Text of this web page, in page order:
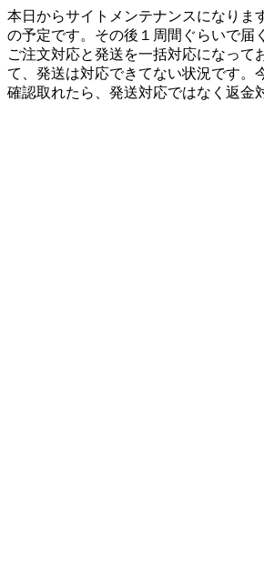
本日からサイトメンテナンスになりま
の予定です。その後１周間ぐらいで届
ご注文対応と発送を一括対応になって
て、発送は対応できてない状況です。
確認取れたら、発送対応ではなく返金